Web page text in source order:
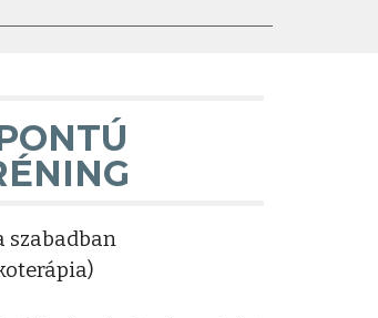
szabadban